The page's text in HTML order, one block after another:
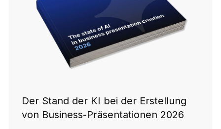
Der Stand der KI bei der Erstellung
von Business-Präsentationen 2026